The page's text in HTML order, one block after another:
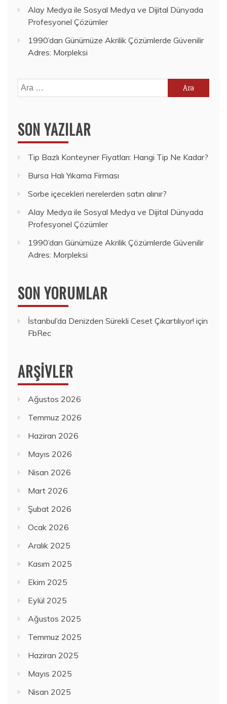
Alay Medya ile Sosyal Medya ve Dijital Dünyada
Profesyonel Çözümler
1990’dan Günümüze Akrilik Çözümlerde Güvenilir
Adres: Morpleksi
Arama:
SON YAZILAR
Tip Bazlı Konteyner Fiyatları: Hangi Tip Ne Kadar?
Bursa Halı Yıkama Firması
Sorbe içecekleri nerelerden satın alınır?
Alay Medya ile Sosyal Medya ve Dijital Dünyada
Profesyonel Çözümler
1990’dan Günümüze Akrilik Çözümlerde Güvenilir
Adres: Morpleksi
SON YORUMLAR
İstanbul’da Denizden Sürekli Ceset Çıkartılıyor! için
FbRec
ARŞIVLER
Ağustos 2026
Temmuz 2026
Haziran 2026
Mayıs 2026
Nisan 2026
Mart 2026
Şubat 2026
Ocak 2026
Aralık 2025
Kasım 2025
Ekim 2025
Eylül 2025
Ağustos 2025
Temmuz 2025
Haziran 2025
Mayıs 2025
Nisan 2025